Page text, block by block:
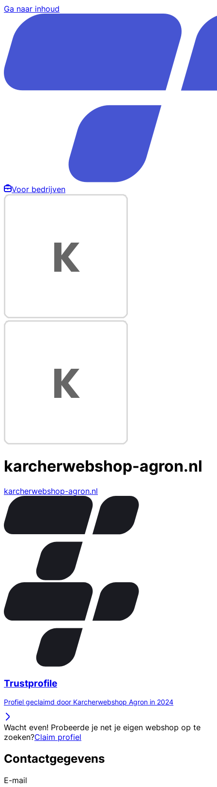
Ga naar inhoud
Voor bedrijven
karcherwebshop-agron.nl
karcherwebshop-agron.nl
Trustprofile
Profiel geclaimd door Karcherwebshop Agron in 2024
Wacht even! Probeerde je net je eigen webshop op te
zoeken?Claim profiel
Contactgegevens
E-mail